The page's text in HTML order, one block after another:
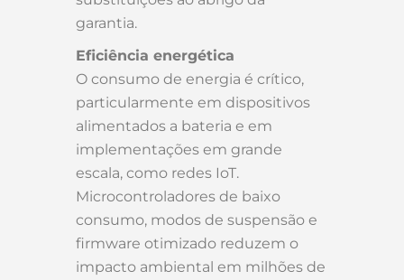
garantia.
Eficiência energética
O consumo de energia é crítico,
particularmente em dispositivos
alimentados a bateria e em
implementações em grande
escala, como redes IoT.
Microcontroladores de baixo
consumo, modos de suspensão e
firmware otimizado reduzem o
impacto ambiental em milhões de